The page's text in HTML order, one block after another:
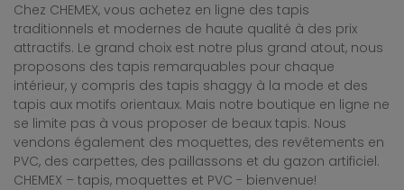
Chez CHEMEX, vous achetez en ligne des tapis
traditionnels et modernes de haute qualité à des prix
attractifs. Le grand choix est notre plus grand atout, nous
proposons des tapis remarquables pour chaque
intérieur, y compris des tapis shaggy à la mode et des
tapis aux motifs orientaux. Mais notre boutique en ligne ne
se limite pas à vous proposer de beaux tapis. Nous
vendons également des moquettes, des revêtements en
PVC, des carpettes, des paillassons et du gazon artificiel.
CHEMEX – tapis, moquettes et PVC - bienvenue!